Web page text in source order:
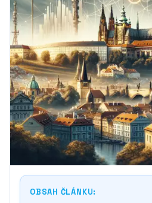
OBSAH ČLÁNKU: